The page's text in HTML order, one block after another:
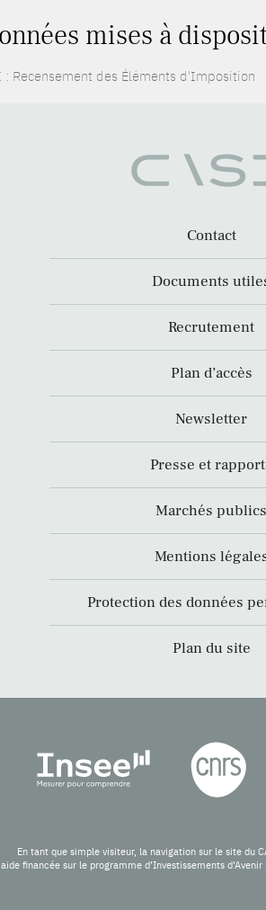
mises à
: Recensement des Éléments d'Imposition
Contact
Documents
Recrutement
Plan d’accès
Newsletter
Presse et
Marchés publics
Mentions
Protection des données
Plan du site
En tant que simple visiteur, la navigation sur le site du
financée sur le programme d’Investissements